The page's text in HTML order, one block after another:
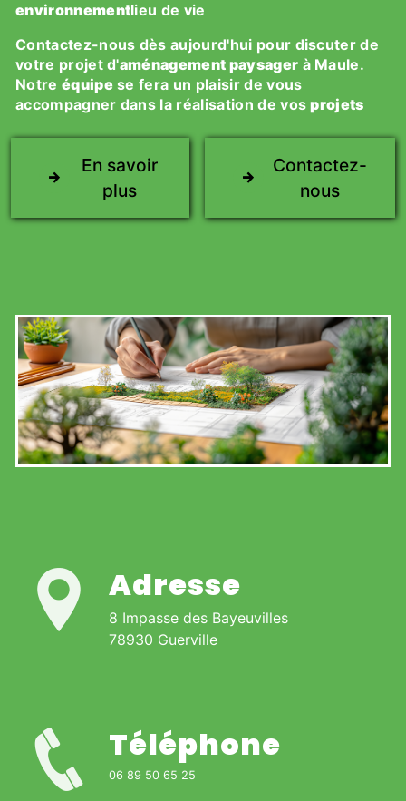
environnementlieu de vie
Contactez-nous dès aujourd'hui pour discuter de
votre projet d'aménagement paysager à Maule.
Notre équipese fera un plaisir de vous
accompagner dans la réalisation de vosprojets
En savoir
plus
Contactez-
nous
Adresse
8 Impasse des Bayeuvilles
78930 Guerville
Téléphone
06 89 50 65 25